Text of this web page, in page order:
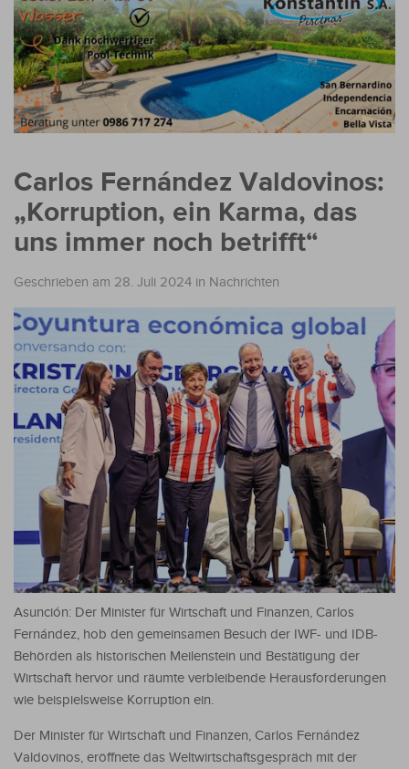
Carlos Fernández Valdovinos:
„Korruption, ein Karma, das
uns immer noch betrifft“
Geschrieben am 28. Juli 2024 in Nachrichten
Asunción: Der Minister für Wirtschaft und Finanzen, Carlos
Fernández, hob den gemeinsamen Besuch der IWF- und IDB-
Behörden als historischen Meilenstein und Bestätigung der
Wirtschaft hervor und räumte verbleibende Herausforderungen
wie beispielsweise Korruption ein.
Der Minister für Wirtschaft und Finanzen, Carlos Fernández
Valdovinos, eröffnete das Weltwirtschaftsgespräch mit der